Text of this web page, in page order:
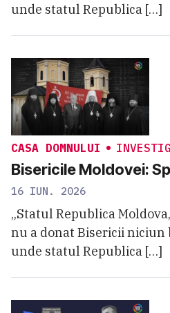
unde statul Republica […]
CASA DOMNULUI
Bisericile Moldovei:
16 IUN. 2026
„Statul Republica
nu a donat Bisericii niciun
unde statul Republica […]